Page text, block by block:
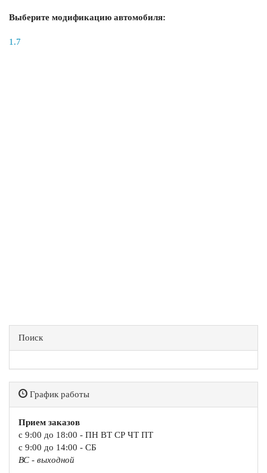
Выберите модификацию автомобиля:
1.7
Поиск
График работы
Прием заказов
с 9:00 до 18:00 - ПН ВТ СР ЧТ ПТ
с 9:00 до 14:00 - СБ
ВС - выходной